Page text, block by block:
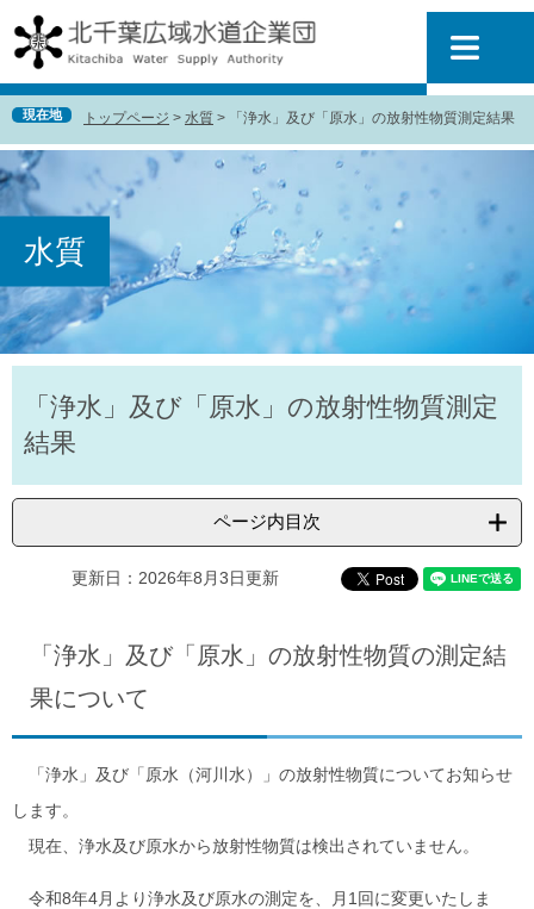
ー
ジ
の
先
す
。
ニ
ュ
ー
を
し
て
へ
現在地 トップページ > 水質 > 「浄水」及び「原水」の放射性物質測定結果
水質
「浄水」及び「原水」の放射性物質測定
結果
ページ内目次
更新日：2026年8月3日更新
「浄水」及び「原水」の放射性物質の測定結
果について
「浄水」及び「原水（河川水）」の放射性物質についてお知らせ
します。
現在、浄水及び原水から放射性物質は検出されていません。
令和8年4月より浄水及び原水の測定を、月1回に変更いたしま